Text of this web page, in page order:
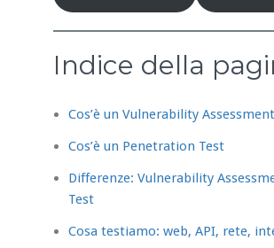
Indice della
Cos’è un Vulnerability Assessment
Cos’è un Penetration Test
Differenze: Vulnerability
Test
Cosa testiamo: web, API, rete,